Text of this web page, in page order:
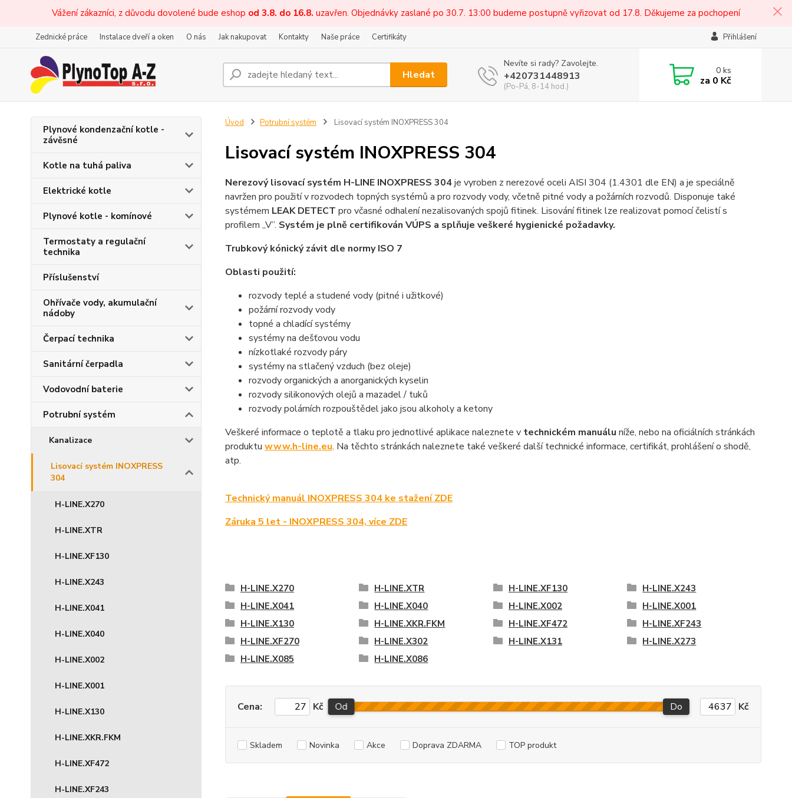
Vážení zákazníci, z důvodu dovolené bude eshop od 3.8. do 16.8. uzavřen. Objednávky zaslané po 30.7. 13:00 budeme postupně vyřizovat od 17.8. Děkujeme za pochopení
Zednické práce Instalace dveří a oken O nás Jak nakupovat Kontakty Naše práce Certifikáty Přihlášení
Hledat
Nevíte si rady? Zavolejte.
+420731448913
(Po-Pá, 8-14 hod.)
0ks
za 0 Kč
Plynové kondenzační kotle -
závěsné
Kotle na tuhá paliva
Elektrické kotle
Plynové kotle - komínové
Termostaty a regulační
technika
Příslušenství
Ohřívače vody, akumulační
nádoby
Čerpací technika
Sanitární čerpadla
Vodovodní baterie
Potrubní systém
Kanalizace
Lisovací systém INOXPRESS
304
H-LINE.X270
H-LINE.XTR
H-LINE.XF130
H-LINE.X243
H-LINE.X041
H-LINE.X040
H-LINE.X002
H-LINE.X001
H-LINE.X130
H-LINE.XKR.FKM
H-LINE.XF472
H-LINE.XF243
Úvod Potrubní systém Lisovací systém INOXPRESS 304
Lisovací systém INOXPRESS 304
Nerezový lisovací systém H-LINE INOXPRESS 304je vyroben z nerezové oceli AISI 304 (1.4301 dle EN) a je speciálně
navržen pro použití v rozvodech topných systémů a pro rozvody vody, včetně pitné vody a požárních rozvodů. Disponuje také
systémem LEAK DETECT pro včasné odhalení nezalisovaných spojů fitinek. Lisování fitinek lze realizovat pomocí čelistí s
profilem „V”. Systém je plně certifikován VÚPS a splňuje veškeré hygienické požadavky.
Trubkový kónický závit dle normy ISO 7
Oblasti použití:
rozvody teplé a studené vody (pitné i užitkové)
požární rozvody vody
topné a chladící systémy
systémy na dešťovou vodu
nízkotlaké rozvody páry
systémy na stlačený vzduch (bez oleje)
rozvody organických a anorganických kyselin
rozvody silikonových olejů a mazadel / tuků
rozvody polárních rozpouštědel jako jsou alkoholy a ketony
Veškeré informace o teplotě a tlaku pro jednotlivé aplikace naleznete v technickém manuálu níže, nebo na oficiálních stránkách
produktu www.h-line.eu. Na těchto stránkách naleznete také veškeré další technické informace, certifikát, prohlášení o shodě,
atp.
Technický manuál INOXPRESS 304 ke stažení ZDE
Záruka 5 let - INOXPRESS 304, více ZDE
H-LINE.X270 H-LINE.XTR H-LINE.XF130
H-LINE.X243
H-LINE.X041
H-LINE.X040 H-LINE.X002
H-LINE.X001
H-LINE.X130
H-LINE.XKR.FKM H-LINE.XF472
H-LINE.XF243
H-LINE.XF270
H-LINE.X302 H-LINE.X131
H-LINE.X273
H-LINE.X085
H-LINE.X086
Cena: Kč Od Do Kč
Skladem Novinka Akce Doprava ZDARMA TOP produkt